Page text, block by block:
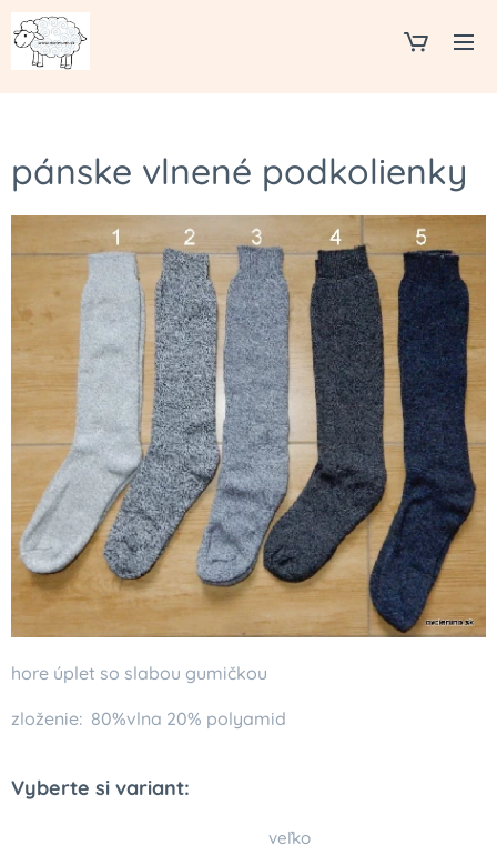
pánske vlnené podkolienky
hore úplet so slabou gumičkou
zloženie: 80%vlna 20% polyamid
Vyberte si variant:
veľko